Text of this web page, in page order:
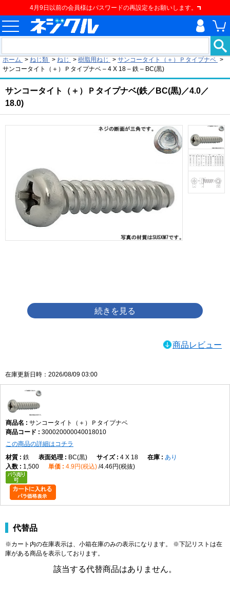
4月9日以前の会員様はパスワードの再設定をお願いします。
ホーム > ねじ類 > ねじ > 樹脂用ねじ > サンコータイト（＋）Ｐタイプナベ >
サンコータイト（＋）Ｐタイプナベ – 4 X 18 – 鉄 – BC(黒)
サンコータイト（＋）Ｐタイプナベ(鉄／BC(黒)／4.0／
18.0)
商品レビュー
在庫更新日時：2026/08/09 03:00
サンコータイト（＋）Ｐタイプナベ
300020000040018010
この商品の詳細はコチラ
鉄
BC(黒) 4 X 18
あり
1,500
4.9円(税込) 4.46円(税抜)
代替品
※カート内の在庫表示は、小箱在庫のみの表示になります。 ※下記リストは在
庫がある商品を表示しております。
該当する代替商品はありません。